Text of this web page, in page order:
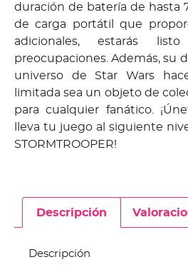
duración de batería de hasta
de carga portátil que
adicionales, estarás
preocupaciones. Además, su
universo de Star Wars
limitada sea un objeto de
para cualquier fanático.
lleva tu juego al siguiente
STORMTROOPER!
Descripción
Descripción